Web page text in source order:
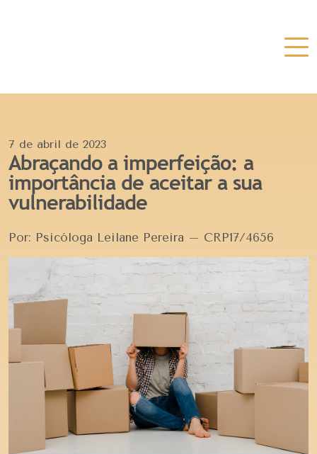
7 de abril de 2023
Abraçando a imperfeição: a
importância de aceitar a sua
vulnerabilidade
Por: Psicóloga Leilane Pereira – CRP17/4656